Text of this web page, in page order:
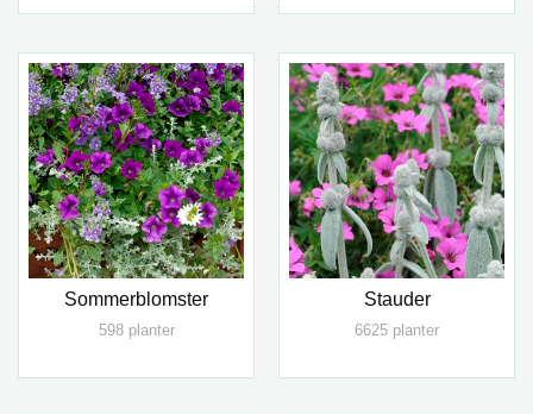
Sommerblomster
598 planter
Stauder
6625 planter